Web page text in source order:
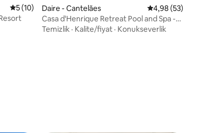
5 üzerinden ortalama 5 puan, 10 değerlendirme
5 (10)
Daire - Cantelães 5 üzerinden
4,98 (53)
Casa d'Henrique Retreat Pool and Spa -
Daire
Temizlik · Kalite/fiyat · Konukseverlik